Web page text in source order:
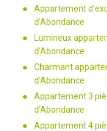
Appartement
d'Abondance
Lumineux
d'Abondance
Charmant
d'Abondance
Appartement 3
d'Abondance
Appartement 4